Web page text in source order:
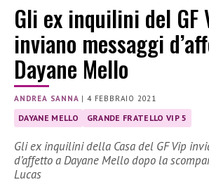
Gli ex inquilini del GF
inviano messaggi
Dayane Mello
ANDREA SANNA |4 FEBBRAIO 2021
DAYANE MELLO GRANDE FRATELLO VIP 5
Gli ex inquilini della Casa del GF Vip
d’affetto a Dayane Mello dopo la
Lucas